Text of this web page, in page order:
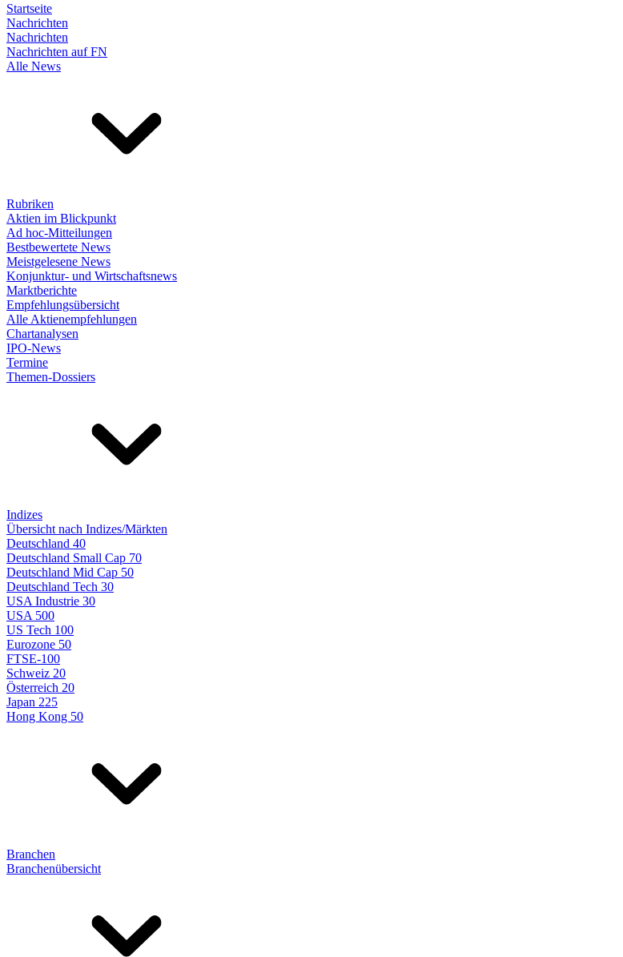
Startseite
Nachrichten
Nachrichten
Nachrichten auf FN
Alle News
Rubriken
Aktien im Blickpunkt
Ad hoc-Mitteilungen
Bestbewertete News
Meistgelesene News
Konjunktur- und Wirtschaftsnews
Marktberichte
Empfehlungsübersicht
Alle Aktienempfehlungen
Chartanalysen
IPO-News
Termine
Themen-Dossiers
Indizes
Übersicht nach Indizes/Märkten
Deutschland 40
Deutschland Small Cap 70
Deutschland Mid Cap 50
Deutschland Tech 30
USA Industrie 30
USA 500
US Tech 100
Eurozone 50
FTSE-100
Schweiz 20
Österreich 20
Japan 225
Hong Kong 50
Branchen
Branchenübersicht